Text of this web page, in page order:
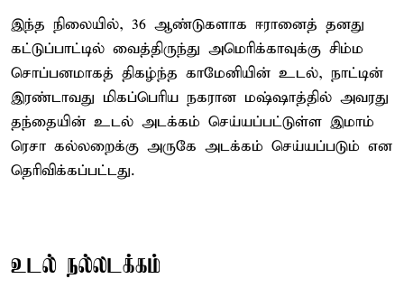
இந்த நிலையில், 36 ஆண்டுகளாக ஈரானைத் தனது
கட்டுப்பாட்டில் வைத்திருந்து அமெரிக்காவுக்கு சிம்ம
சொப்பனமாகத் திகழ்ந்த காமேனியின் உடல், நாட்டின்
இரண்டாவது மிகப்பெரிய நகரான மஷ்ஷாத்தில் அவரது
தந்தையின் உடல் அடக்கம் செய்யப்பட்டுள்ள இமாம்
ரெசா கல்லறைக்கு அருகே அடக்கம் செய்யப்படும் என
தெரிவிக்கப்பட்டது.
உடல் நல்லடக்கம்